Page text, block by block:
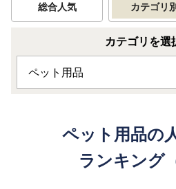
総合人気 カテゴリ
カテゴリを選
ペット用品
ペット用品の
ランキング